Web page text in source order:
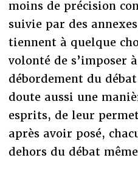
moins de précision
suivie par des
tiennent à quelque
volonté de s’imposer
débordement du
doute aussi une
esprits, de leur
après avoir posé,
dehors du débat même